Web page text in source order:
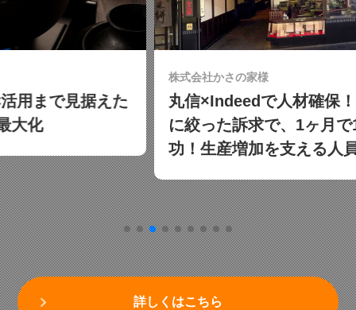
丸信×Indeedで人材確保！ターゲットを学生
に絞った訴求で、1ヶ月で15名の採用に成
功！生産増加を支える人員補強を解決
詳しくはこちら